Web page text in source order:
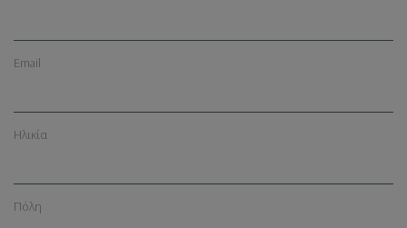
Email
Ηλικία
Πόλη